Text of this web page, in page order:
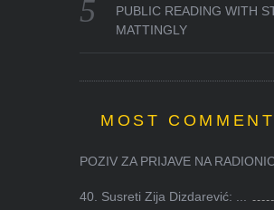
PUBLIC READING WITH
MATTINGLY
MOST
POZIV ZA PRIJAVE NA
40. Susreti Zija Dizdarević: ...